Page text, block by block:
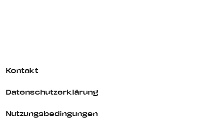
Kontakt
Datenschutzerklärung
Nutzungsbedingungen